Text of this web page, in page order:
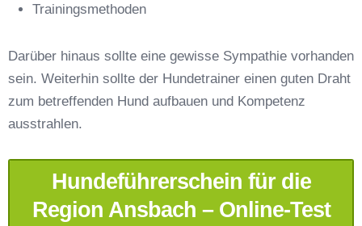
Telefonnummer*
Trainingsmethoden
Darüber hinaus sollte eine gewisse Sympathie vorhanden
sein. Weiterhin sollte der Hundetrainer einen guten Draht
zum betreffenden Hund aufbauen und Kompetenz
ausstrahlen.
Hundeführerschein für die
Region Ansbach – Online-Test